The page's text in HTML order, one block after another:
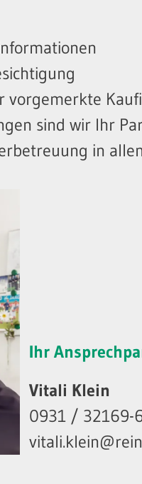
vorgemerkte
sind wir Ihr
in
Ihr
Vitali Klein
0931 / 32169-